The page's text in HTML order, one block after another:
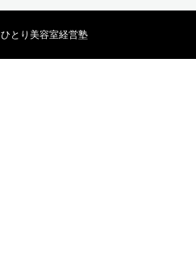
ひとり美容室経営塾